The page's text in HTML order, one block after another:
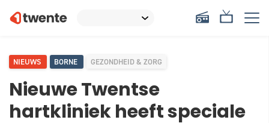
NIEUWS BORNE GEZONDHEID & ZORG
Nieuwe Twentse
hartkliniek heeft speciale